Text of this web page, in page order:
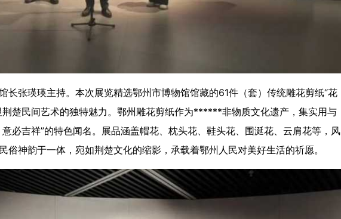
长张瑛瑛主持。本次展览精选鄂州市博物馆馆藏的61件（套）传统雕花剪纸“花
荆楚民间艺术的独特魅力。鄂州雕花剪纸作为******非物质文化遗产，集实用与
必吉祥”的特色闻名。展品涵盖帽花、枕头花、鞋头花、围涎花、云肩花等，风
俗神韵于一体，宛如荆楚文化的缩影，承载着鄂州人民对美好生活的祈愿。